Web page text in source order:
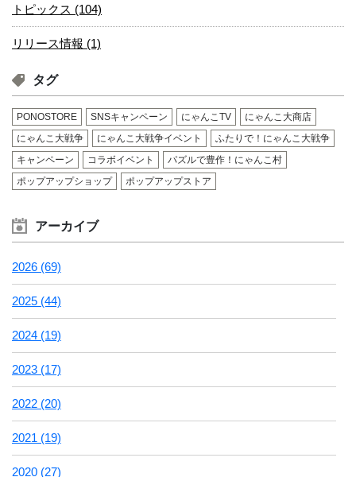
トピックス (104)
リリース情報 (1)
タグ
PONOSTORE SNSキャンペーン にゃんこTV
にゃんこ大商店
にゃんこ大戦争
にゃんこ大戦争イベント
ふたりで！にゃんこ大戦争
キャンペーン
コラボイベント
パズルで豊作！にゃんこ村
ポップアップショップ
ポップアップストア
アーカイブ
2026 (69)
2025 (44)
2024 (19)
2023 (17)
2022 (20)
2021 (19)
2020 (27)